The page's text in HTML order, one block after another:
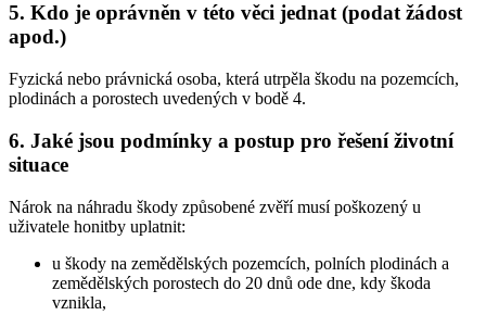
5. Kdo je oprávněn v této věci jednat (podat žádost
apod.)
Fyzická nebo právnická osoba, která utrpěla škodu na pozemcích,
plodinách a porostech uvedených v bodě 4.
6. Jaké jsou podmínky a postup pro řešení životní
situace
Nárok na náhradu škody způsobené zvěří musí poškozený u
uživatele honitby uplatnit:
u škody na zemědělských pozemcích, polních plodinách a
zemědělských porostech do 20 dnů ode dne, kdy škoda
vznikla,